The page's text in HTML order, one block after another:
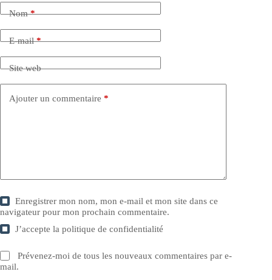
Nom*
E-mail*
Site web
Ajouter un commentaire *
Enregistrer mon nom, mon e-mail et mon site dans ce
navigateur pour mon prochain commentaire.
J’accepte lapolitique de confidentialité
Prévenez-moi de tous les nouveaux commentaires par e-
mail.